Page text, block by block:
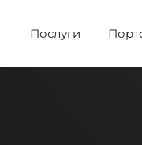
Послуги